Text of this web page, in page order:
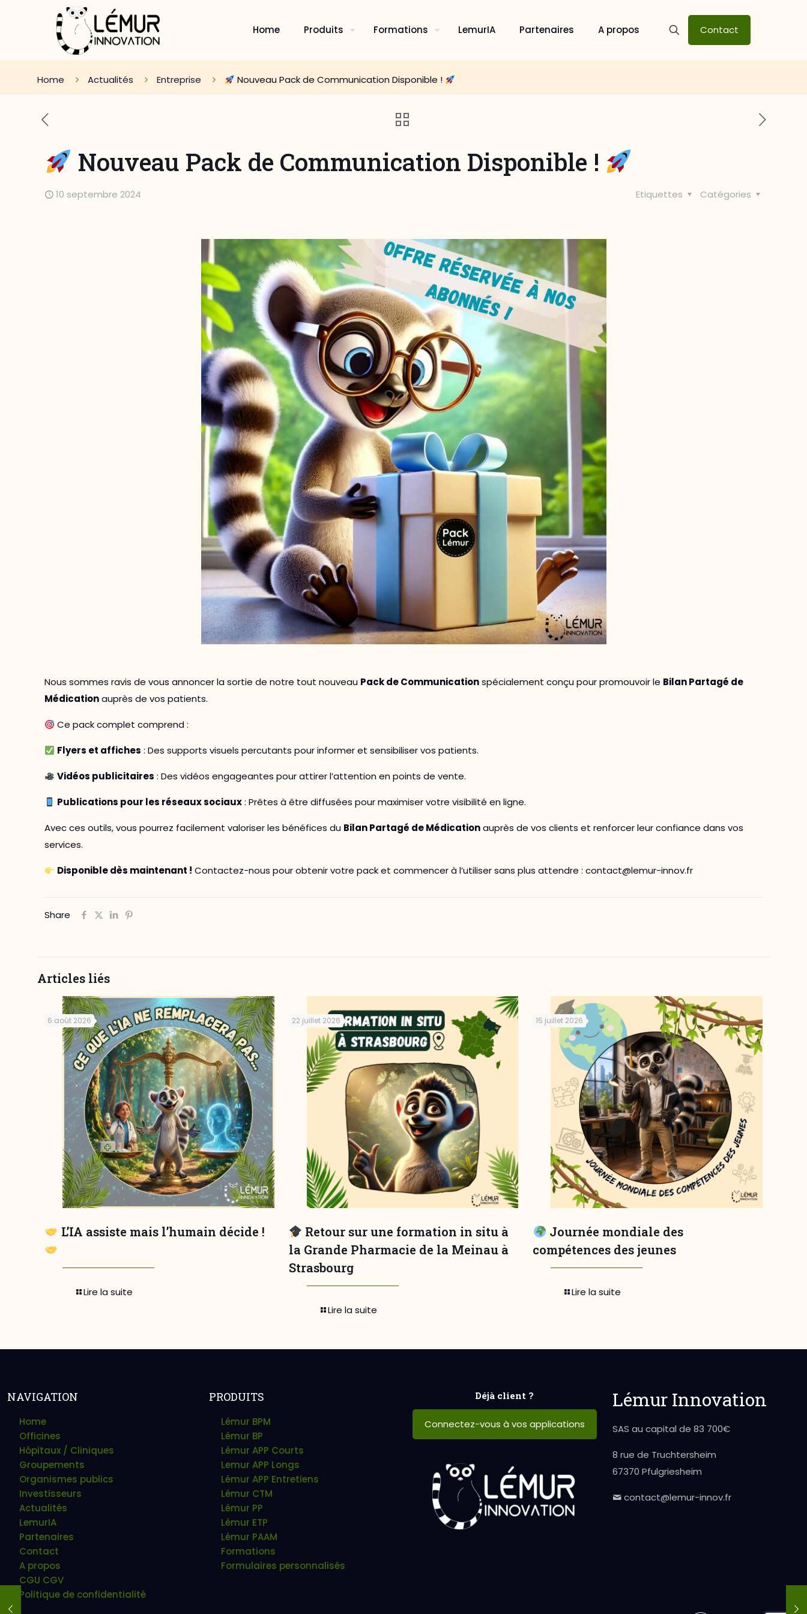
Home Produits Formations LemurIA Partenaires A propos Contact
Home Actualités Entreprise Nouveau Pack de Communication Disponible !
Nouveau Pack de Communication Disponible !
10 septembre 2024 Catégories
Etiquettes
Nous sommes ravis de vous annoncer la sortie de notre tout nouveau Pack de Communicationspécialement conçu pour promouvoir le Bilan Partagé de
Médicationauprès de vos patients.
Ce pack complet comprend :
Flyers et affiches : Des supports visuels percutants pour informer et sensibiliser vos patients.
Vidéos publicitaires : Des vidéos engageantes pour attirer l’attention en points de vente.
Publications pour les réseaux sociaux: Prêtes à être diffusées pour maximiser votre visibilité en ligne.
Avec ces outils, vous pourrez facilement valoriser les bénéfices du Bilan Partagé de Médicationauprès de vos clients et renforcer leur confiance dans vos
services.
Disponible dès maintenant ! Contactez-nous pour obtenir votre pack et commencer à l’utiliser sans plus attendre : contact@lemur-innov.fr
Share
Articles liés
6 août 2026
L’IA assiste mais l’humain décide !
Lire la suite
22 juillet 2026
Retour sur une formation in situ à
la Grande Pharmacie de la Meinau à
Strasbourg
Lire la suite
15 juillet 2026
Journée mondiale des
compétences des jeunes
Lire la suite
NAVIGATION
Home
Officines
Hôpitaux / Cliniques
Groupements
Organismes publics
Investisseurs
Actualités
LemurIA
Partenaires
Contact
A propos
CGU CGV
Politique de confidentialité
PRODUITS
Lémur BPM
Lémur BP
Lémur APP Courts
Lemur APP Longs
Lémur APP Entretiens
Lémur CTM
Lémur PP
Lémur ETP
Lémur PAAM
Formations
Formulaires personnalisés
Déjà client ?
Connectez-vous à vos applications
Lémur Innovation
SAS au capital de 83 700€
8 rue de Truchtersheim
67370 Pfulgriesheim
contact@lemur-innov.fr